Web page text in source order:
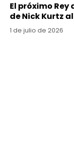
El próximo
de Nick Kurtz al
1 de julio de 2026